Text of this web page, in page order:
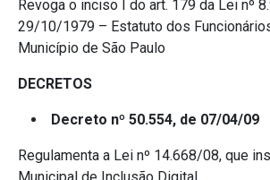
Revoga o inciso I do art. 179 da Lei nº
29/10/1979 – Estatuto dos
Município de São Paulo
DECRETOS
Decreto nº 50.554, de 07/04/09
Regulamenta a Lei nº 14.668/08, que